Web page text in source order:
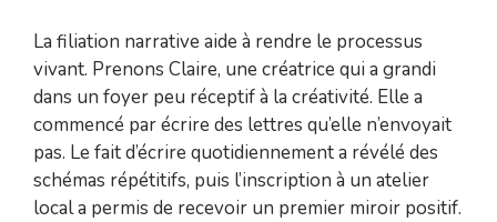
La filiation narrative aide à rendre le processus
vivant. Prenons Claire, une créatrice qui a grandi
dans un foyer peu réceptif à la créativité. Elle a
commencé par écrire des lettres qu’elle n’envoyait
pas. Le fait d’écrire quotidiennement a révélé des
schémas répétitifs, puis l’inscription à un atelier
local a permis de recevoir un premier miroir positif.